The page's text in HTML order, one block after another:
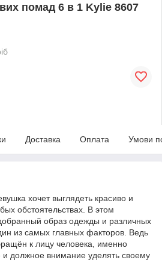
помад 6 в 1 Kylie 8607
Доставка Оплата Умови
хочет выглядеть красиво и
обстоятельствах. В этом
образ одежды и различных
из самых главных факторов. Ведь
к лицу человека, именно
и должное внимание уделять своему